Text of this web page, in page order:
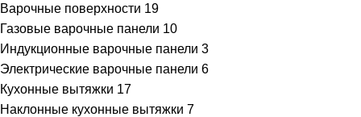
Варочные поверхности 19
Газовые варочные панели 10
Индукционные варочные панели 3
Электрические варочные панели 6
Кухонные вытяжки 17
Наклонные кухонные вытяжки 7